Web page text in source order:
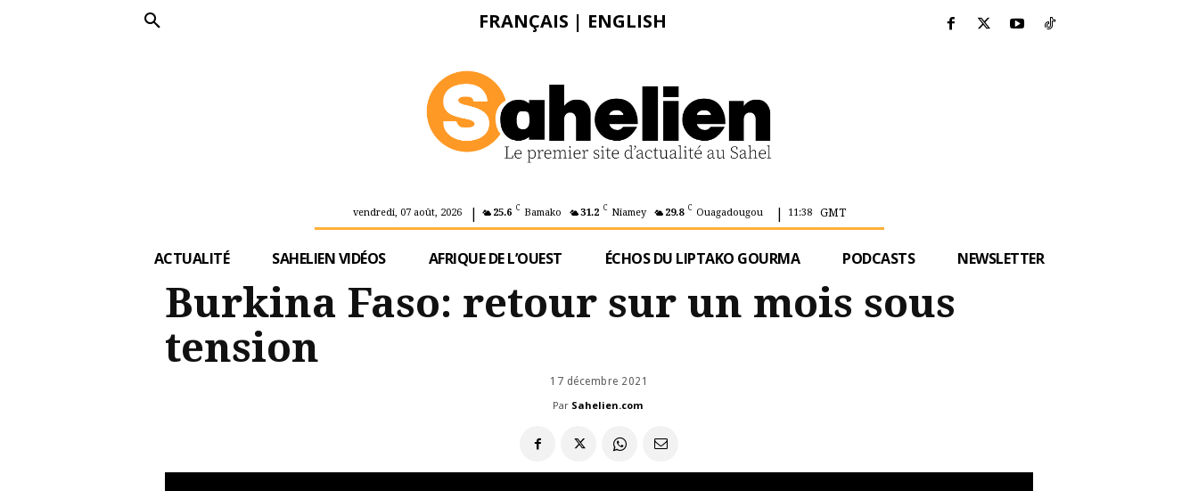
FRANÇAIS | ENGLISH
vendredi, 07 août, 2026 | 25.6 C Bamako 31.2 C Niamey 29.8 C Ouagadougou | 11:38 GMT
ACTUALITÉ SAHELIEN VIDÉOS AFRIQUE DE L’OUEST ÉCHOS DU LIPTAKO GOURMA PODCASTS NEWSLETTER
Burkina Faso: retour sur un mois sous
tension
17 décembre 2021
Par Sahelien.com